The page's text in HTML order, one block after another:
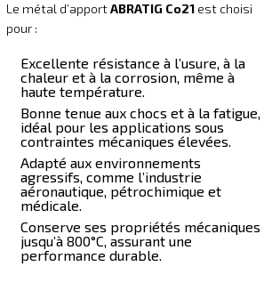
Le métal d’apportABRATIG Co21 est choisi
pour :
Excellente résistance à l’usure, à la
chaleur et à la corrosion, même à
haute température.
Bonne tenue aux chocs et à la fatigue,
idéal pour les applications sous
contraintes mécaniques élevées.
Adapté aux environnements
agressifs, comme l’industrie
aéronautique, pétrochimique et
médicale.
Conserve ses propriétés mécaniques
jusqu’à 800°C, assurant une
performance durable.